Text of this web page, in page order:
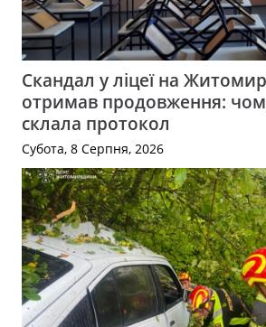
Скандал у ліцеї на
отримав продовження:
склала протокол
Субота, 8 Серпня, 2026